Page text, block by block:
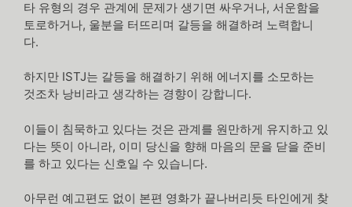
타 유형의 경우 관계에 문제가 생기면 싸우거나, 서운함을
토로하거나, 울분을 터뜨리며 갈등을 해결하려 노력합니
다.
하지만 ISTJ는 갈등을 해결하기 위해 에너지를 소모하는
것조차 낭비라고 생각하는 경향이 강합니다.
이들이 침묵하고 있다는 것은 관계를 원만하게 유지하고 있
다는 뜻이 아니라, 이미 당신을 향해 마음의 문을 닫을 준비
를 하고 있다는 신호일 수 있습니다.
아무런 예고편도 없이 본편 영화가 끝나버리듯 타인에게 찾